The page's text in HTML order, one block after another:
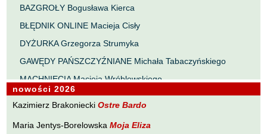
Bielawa Jacek
Biernacka Alina
Bieszczad Maciej
Bigoszewska Maria
Bitner Dariusz
Błahy Jarosław
BAZGROŁY Bogusława Kierca
BŁĘDNIK ONLINE Macieja Cisły
DYŻURKA Grzegorza Strumyka
GAWĘDY PAŃSZCZYŹNIANE Michała Tabaczyńskiego
MACHNIĘCIA Macieja Wróblewskiego
MAŁOMIASTECZKOWE ZRYWY Zbigniewa Wojciechowicza
nowości 2026
Kazimierz BrakonieckiOstre Bardo
Maria Jentys-BorelowskaMoja Eliza